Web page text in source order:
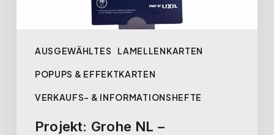
AUSGEWÄHLTES LAMELLENKARTEN
POPUPS & EFFEKTKARTEN
VERKAUFS- & INFORMATIONSHEFTE
Projekt: Grohe NL –